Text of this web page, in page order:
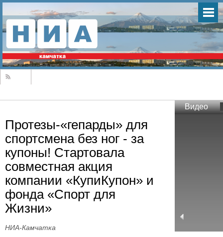
Протезы-«гепарды» для
спортсмена без ног - за
купоны! Стартовала
совместная акция
компании «КупиКупон» и
фонда «Спорт для
Жизни»
НИА-Камчатка
Видео